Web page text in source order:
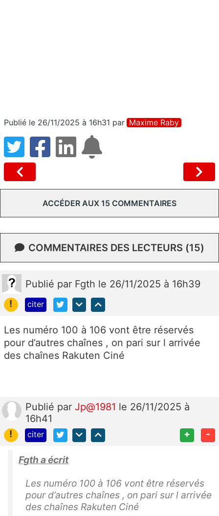
Publié le 26/11/2025 à 16h31 par Maxime Raby
ACCÉDER AUX 15 COMMENTAIRES
COMMENTAIRES DES LECTEURS (15)
Publié par Fgth le 26/11/2025 à 16h39
!
citer
Les numéro 100 à 106 vont être réservés
pour d’autres chaînes , on pari sur l arrivée
des chaînes Rakuten Ciné
Publié par Jp@1981 le 26/11/2025 à
16h41
!
citer + -
Fgth a écrit
Les numéro 100 à 106 vont être réservés
pour d’autres chaînes , on pari sur l arrivée
des chaînes Rakuten Ciné